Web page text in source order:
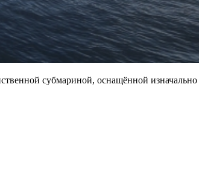
субмариной, оснащённой